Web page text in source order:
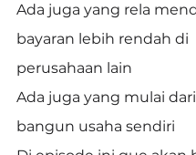
Ada juga yang rela
bayaran lebih rendah di
perusahaan lain
Ada juga yang mulai
bangun usaha sendiri